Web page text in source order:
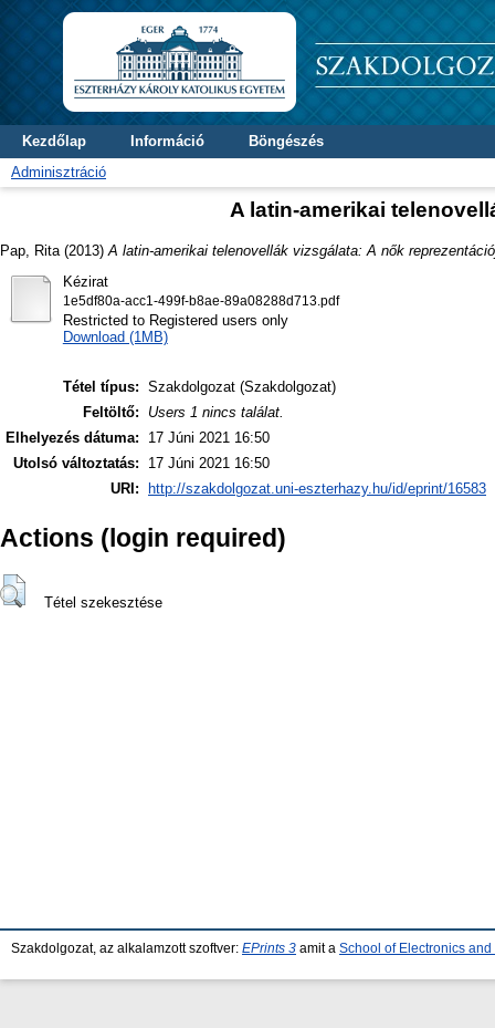
Kezdőlap Információ
Böngészés
Adminisztráció
A latin-amerikai
Pap, Rita (2013) A latin-amerikai telenovellák vizsgálata: A nők
Kézirat
1e5df80a-acc1-499f-b8ae-89a08288d713.pdf
Restricted to Registered users only
Download (1MB)
Tétel típus: Szakdolgozat (Szakdolgozat)
Feltöltő:
Users 1 nincs találat.
Elhelyezés dátuma:
17 Júni 2021 16:50
Utolsó változtatás:
17 Júni 2021 16:50
URI:
http://szakdolgozat.uni-eszterhazy.hu/id/eprint/16583
Actions (login required)
Tétel szekesztése
Szakdolgozat, az alkalamzott szoftver: EPrints 3 amit a School of Electronics